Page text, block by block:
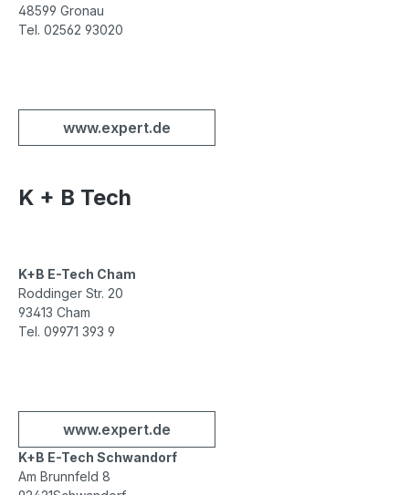
48599 Gronau
Tel. 02562 93020
www.expert.de
K + B Tech
K+B E-Tech Cham
Roddinger Str. 20
93413 Cham
Tel. 09971 393 9
www.expert.de
K+B E-Tech Schwandorf
Am Brunnfeld 8